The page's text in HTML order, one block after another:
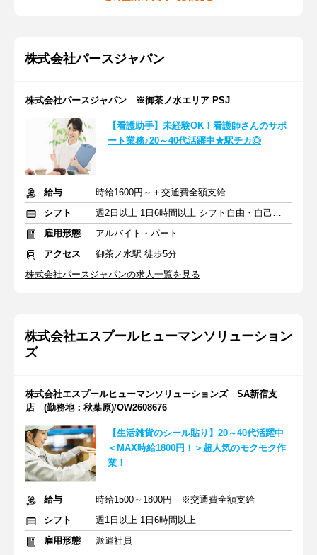
株式会社パースジャパン
株式会社パースジャパン ※御茶ノ水エリア PSJ
【看護助手】未経験OK！看護師さんのサポ
ート業務♪20～40代活躍中★駅チカ◎
給与
時給1600円～＋交通費全額支給
シフト
週2日以上 1日6時間以上 シフト自由・自己申告
雇用形態
アルバイト・パート
アクセス
御茶ノ水駅 徒歩5分
株式会社パースジャパンの求人一覧を見る
株式会社エスプールヒューマンソリューション
ズ
株式会社エスプールヒューマンソリューションズ SA新宿支
店 (勤務地：秋葉原)/OW2608676
【生活雑貨のシール貼り】20～40代活躍中
＜MAX時給1800円！＞超人気のモクモク作
業！
給与
時給1500～1800円 ※交通費全額支給
シフト
週1日以上 1日6時間以上
雇用形態
派遣社員